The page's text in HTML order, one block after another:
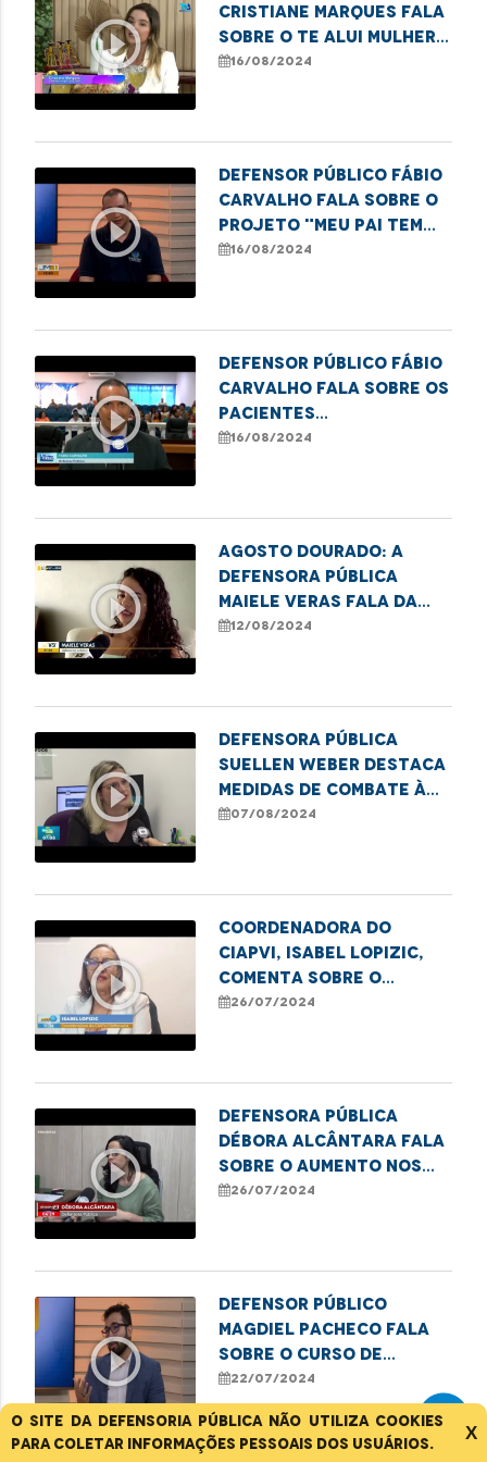
O site da Defensoria Pública não utiliza cookies
para coletar informações pessoais dos usuários.
X
play_circle_outline
Cristiane Marques fala
sobre o Te Alui Mulher
ao Programa Café com
16/08/2024
play_circle_outline
Defensor público Fábio
Carvalho fala sobre o
projeto "Meu Pai tem
Nome"
16/08/2024
play_circle_outline
Defensor público Fábio
Carvalho fala sobre os
pacientes
encaminhados para
16/08/2024
play_circle_outline
Agosto Dourado: A
defensora pública
Maiele Veras fala da
sua experiência
12/08/2024
play_circle_outline
Defensora pública
Suellen Weber destaca
medidas de combate à
violência contra a
07/08/2024
play_circle_outline
Coordenadora do
CIAPVI, Isabel Lopizic,
comenta sobre o
aumento de violência
26/07/2024
play_circle_outline
Defensora pública
Débora Alcântara fala
sobre o aumento nos
casos de feminicídio.
26/07/2024
play_circle_outline
Defensor público
Magdiel Pacheco fala
sobre o Curso de
Lideranças Populares
em Imperatriz-MA
22/07/2024